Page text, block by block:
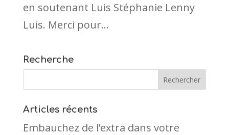
en soutenant Luis Stéphanie Lenny
Luis. Merci pour...
Recherche
Articles récents
Embauchez de l’extra dans votre